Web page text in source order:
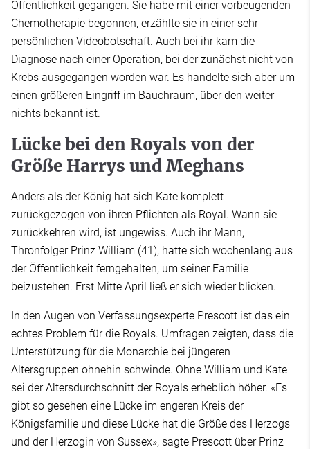
Öffentlichkeit gegangen. Sie habe mit einer vorbeugenden
Chemotherapie begonnen, erzählte sie in einer sehr
persönlichen Videobotschaft. Auch bei ihr kam die
Diagnose nach einer Operation, bei der zunächst nicht von
Krebs ausgegangen worden war. Es handelte sich aber um
einen größeren Eingriff im Bauchraum, über den weiter
nichts bekannt ist.
Lücke bei den Royals von der
Größe Harrys und Meghans
Anders als der König hat sich Kate komplett
zurückgezogen von ihren Pflichten als Royal. Wann sie
zurückkehren wird, ist ungewiss. Auch ihr Mann,
Thronfolger Prinz William (41), hatte sich wochenlang aus
der Öffentlichkeit ferngehalten, um seiner Familie
beizustehen. Erst Mitte April ließ er sich wieder blicken.
In den Augen von Verfassungsexperte Prescott ist das ein
echtes Problem für die Royals. Umfragen zeigten, dass die
Unterstützung für die Monarchie bei jüngeren
Altersgruppen ohnehin schwinde. Ohne William und Kate
sei der Altersdurchschnitt der Royals erheblich höher. «Es
gibt so gesehen eine Lücke im engeren Kreis der
Königsfamilie und diese Lücke hat die Größe des Herzogs
und der Herzogin von Sussex», sagte Prescott über Prinz